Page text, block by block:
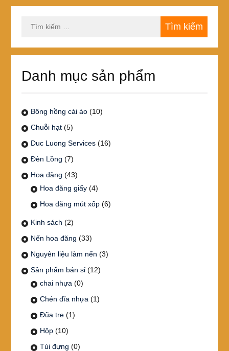
kiếm
Danh mục sản phẩm
Bông hồng cài áo (10)
Chuỗi hạt (5)
Duc Luong Services (16)
Đèn Lồng (7)
Hoa đăng (43)
Hoa đăng giấy (4)
Hoa đăng mút xốp (6)
Kinh sách (2)
Nến hoa đăng (33)
Nguyên liệu làm nến (3)
Sản phẩm bán sỉ (12)
chai nhựa (0)
Chén đĩa nhựa (1)
Đũa tre (1)
Hộp (10)
Túi đựng (0)